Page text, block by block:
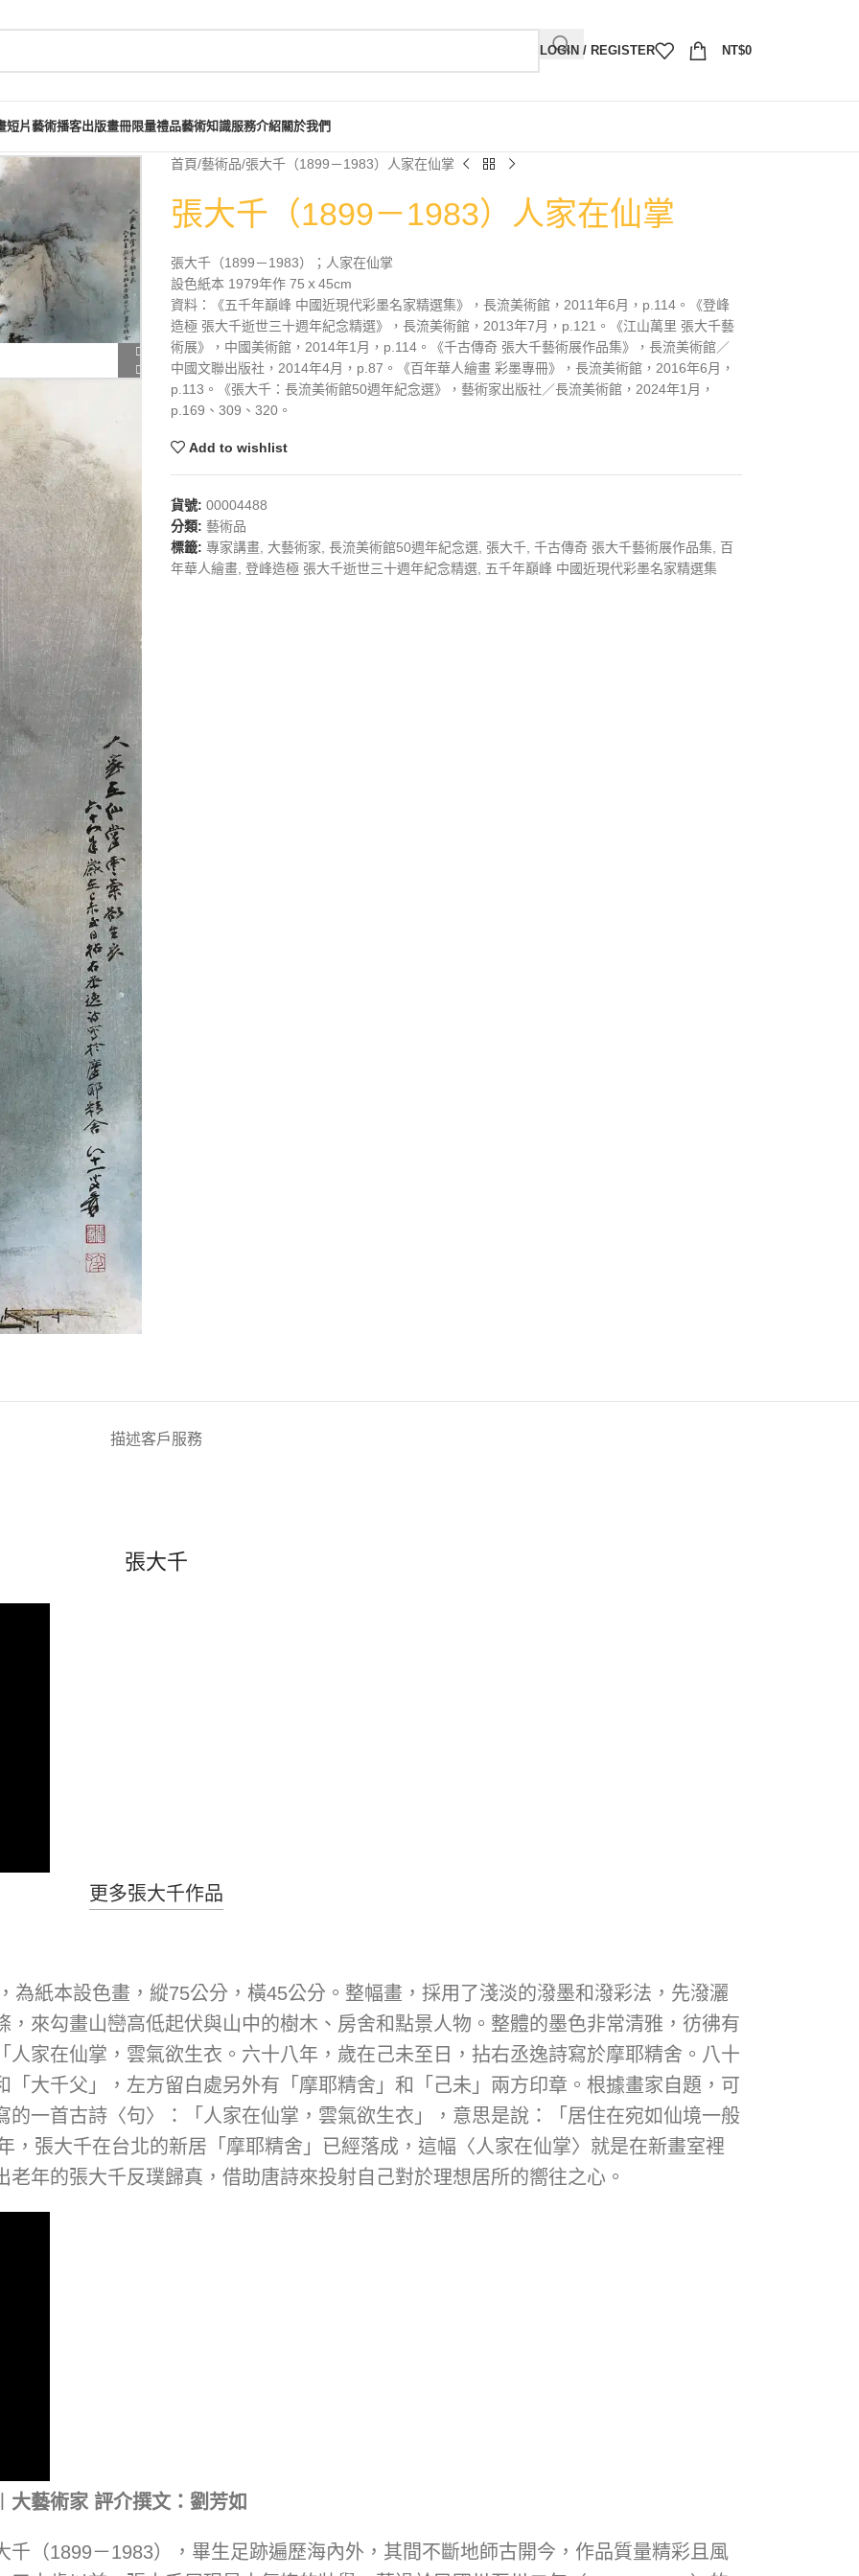
LOGIN / REGISTER NT$0
短片藝術播客出版畫冊限量禮品藝術知識服務介紹關於我們
首頁 藝術品 張大千（1899－1983）人家在仙掌
張大千（1899－1983）人家在仙掌
張大千（1899－1983）；人家在仙掌
設色紙本 1979年作 75ｘ45cm
資料：《五千年巔峰 中國近現代彩墨名家精選集》，長流美術館，2011年6月，p.114。《登峰
造極 張大千逝世三十週年紀念精選》，長流美術館，2013年7月，p.121。《江山萬里 張大千藝
術展》，中國美術館，2014年1月，p.114。《千古傳奇 張大千藝術展作品集》，長流美術館／
中國文聯出版社，2014年4月，p.87。《百年華人繪畫 彩墨專冊》，長流美術館，2016年6月，
p.113。《張大千：長流美術館50週年紀念選》，藝術家出版社／長流美術館，2024年1月，
p.169、309、320。
Add to wishlist
貨號: 00004488
分類: 藝術品
標籤: 專家講畫, 大藝術家 長流美術館50週年紀念選, 張大千, 千古傳奇 張大千藝術展作品集, 百
年華人繪畫, 登峰造極 張大千逝世三十週年紀念精選, 五千年巔峰 中國近現代彩墨名家精選集
描述客戶服務
張大千
更多張大千作品
為紙本設色畫，縱75公分，橫45公分。整幅畫，採用了淺淡的潑墨和潑彩法，先潑灑
來勾畫山巒高低起伏與山中的樹木、房舍和點景人物。整體的墨色非常清雅，彷彿有
家在仙掌，雲氣欲生衣。六十八年，歲在己未至日，拈右丞逸詩寫於摩耶精舍。八十
大千父」，左方留白處另外有「摩耶精舍」和「己未」兩方印章。根據畫家自題，可
一首古詩〈句〉：「人家在仙掌，雲氣欲生衣」，意思是說：「居住在宛如仙境一般
，張大千在台北的新居「摩耶精舍」已經落成，這幅〈人家在仙掌〉就是在新畫室裡
年的張大千反璞歸真，借助唐詩來投射自己對於理想居所的嚮往之心。
大藝術家 評介撰文：劉芳如
（1899－1983），畢生足跡遍歷海內外，其間不斷地師古開今，作品質量精彩且風